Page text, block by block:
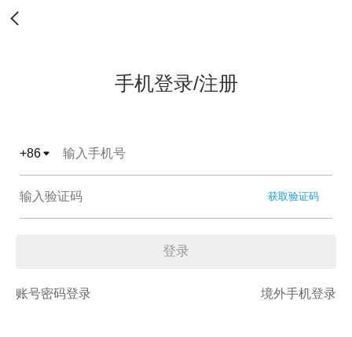
手机登录/注册
+86
获取验证码
登录
账号密码登录 境外手机登录